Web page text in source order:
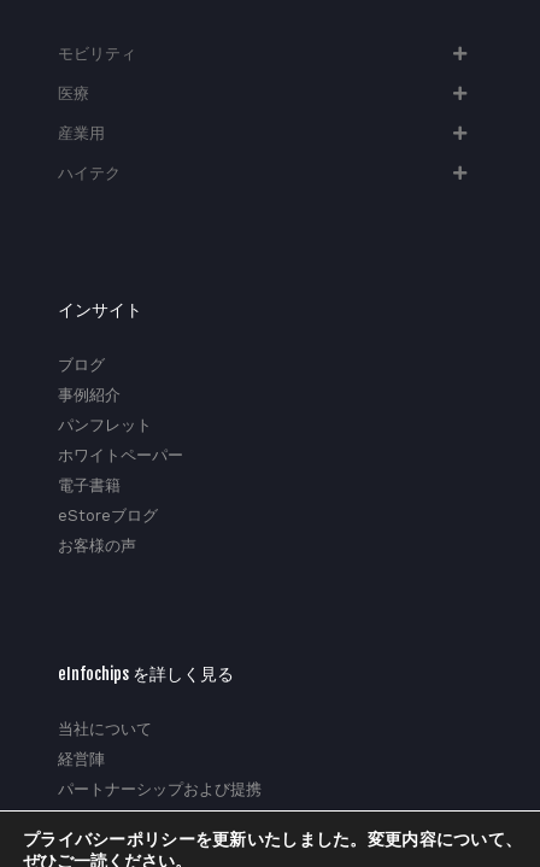
モビリティ
医療
産業用
ハイテク​
インサイト
ブログ
事例紹介
パンフレット
ホワイトペーパー
電子書籍
eStoreブログ
お客様の声
eInfochips を詳しく見る
当社について
経営陣
パートナーシップおよび提携
企業の社会的責任
プライバシーポリシーを更新いたしました。変更内容について、
ぜひご一読ください。